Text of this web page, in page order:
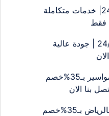
شركة نظافة بالرياض 24/7| خدمات متكاملة
شركة تنظيف بالبجادية 24/7 | جودة عالية
علاج تسرب المياه من المواسير بـ35%خصم
بنا الان
كشف تسربات الخزانات بالرياض بـ35%خصم